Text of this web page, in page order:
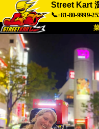
Street Kart
📞+81-80-9999-
關於
交通方式
公司